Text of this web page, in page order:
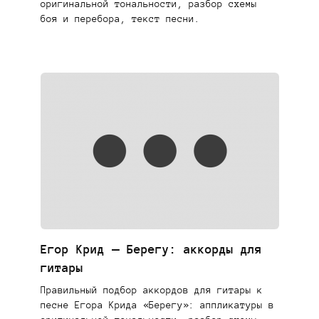
оригинальной тональности, разбор схемы
боя и перебора, текст песни.
Егор Крид — Берегу: аккорды для
гитары
Правильный подбор аккордов для гитары к
песне Егора Крида «Берегу»: аппликатуры в